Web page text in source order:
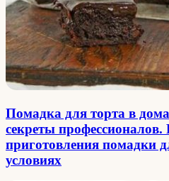
Помадка для торта в
секреты профессионалов.
приготовления помадки
условиях